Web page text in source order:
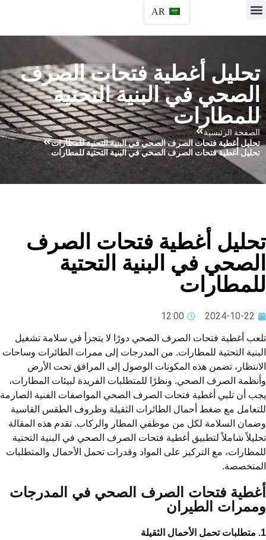
AR
تحليل أغطية فتحات الصرف
الصحي في البنية التحتية
للمطارات
الصفحة الرئيسية
تحليل أغطية فتحات الصرف الصحي في البنية التحتية للمطارات
تحليل أغطية فتحات الصرف الصحي في البنية التحتية للمطارات
أغطية فتحات الصرف
في البنية التحتية
2024-10-22
12:00
أغطية فتحات الصرف الصحي دورًا لا يتجزأ في سلامة تشغيل
التحتية للمطارات. من المدرجات إلى ممرات الطائرات وساحات
تضمن هذه المكونات الوصول إلى المرافق تحت الأرض
الصرف الصحي. ونظرًا للمتطلبات الفريدة لبيئات المطارات،
أن تلبي أغطية فتحات الصرف الصحي المواصفات الفنية الصارمة
مع ضغط أحمال الطائرات الثقيلة وظروف الطقس القاسية
السلامة لكل من موظفي المطار والركاب. تقدم هذه المقالة
شاملاً لتطبيق أغطية فتحات الصرف الصحي في البنية التحتية
مع التركيز على المواد وقدرات تحمل الأحمال والمتطلبات
فتحات الصرف الصحي في المدرجات
الطيران